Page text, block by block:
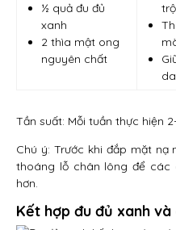
½ quả đu đủ
xanh
2 thìa mật ong
nguyên chất
Tần suất: Mỗi tuần thực hiện
Chú ý: Trước khi đắp mặt
thoáng lỗ chân lông để
hơn.
Kết hợp đu đủ xanh